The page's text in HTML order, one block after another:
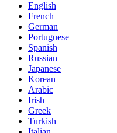
English
French
German
Portuguese
Spanish
Russian
Japanese
Korean
Arabic
Irish
Greek
Turkish